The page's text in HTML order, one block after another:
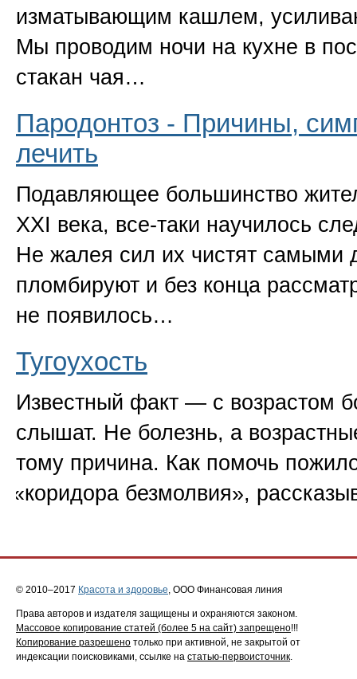
изматывающим кашлем,
Мы проводим ночи на кухне в
стакан чая…
Пародонтоз - Причины,
лечить
Подавляющее большинство
XXI века, все-таки научилось
Не жалея сил их чистят самыми
пломбируют и без конца
не появилось…
Тугоухость
Известный факт — с возрастом
слышат. Не болезнь, а
тому причина. Как помочь
«коридора безмолвия»,
© 2010–2017 Красота и здоровье, ООО Финансовая линия
Права авторов и издателя защищены и охраняются законом.
Массовое копирование статей (более 5 на сайт) запрещено!!!
Копирование разрешено только при активной, не закрытой от
индексации поисковиками, ссылке на статью-первоисточник.